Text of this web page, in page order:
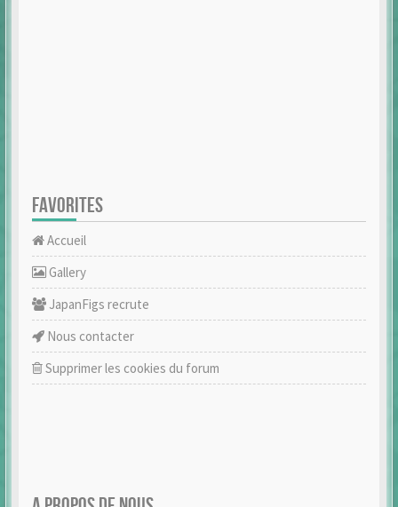
FAVORITES
Accueil
Gallery
JapanFigs recrute
Nous contacter
Supprimer les cookies du forum